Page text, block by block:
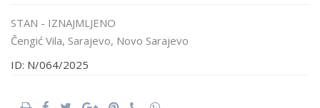
STAN - IZNAJMLJENO
Čengić Vila, Sarajevo, Novo Sarajevo
ID: N/064/2025